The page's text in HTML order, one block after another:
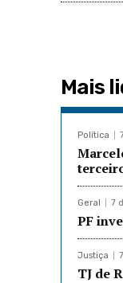
Mais
Política
Geral 7
PF
Justiça
TJ de